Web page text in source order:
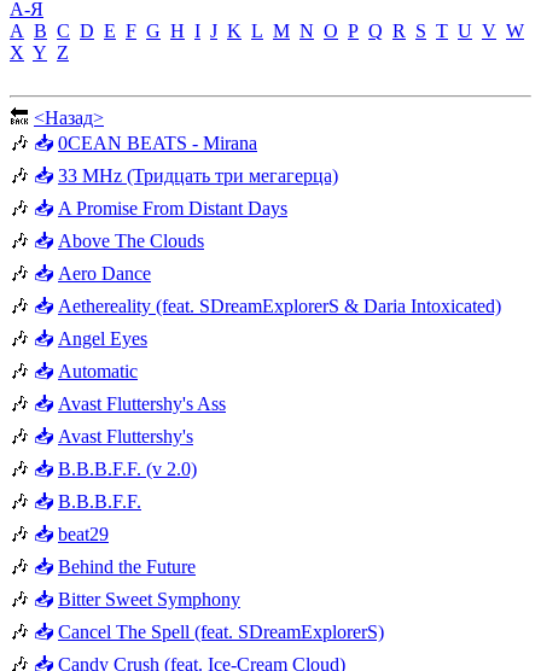
А-Я
A B C D E F G H I J K L M N O P Q R S T U V W
X Y Z
🔙 <Назад>
🎶 📥 0CEAN BEATS - Mirana
🎶 📥 33 MHz (Тридцать три мегагерца)
🎶 📥 A Promise From Distant Days
🎶 📥 Above The Clouds
🎶 📥 Aero Dance
🎶 📥 Aethereality (feat. SDreamExplorerS & Daria Intoxicated)
🎶 📥 Angel Eyes
🎶 📥 Automatic
🎶 📥 Avast Fluttershy's Ass
🎶 📥 Avast Fluttershy's
🎶 📥 B.B.B.F.F. (v 2.0)
🎶 📥 B.B.B.F.F.
🎶 📥 beat29
🎶 📥 Behind the Future
🎶 📥 Bitter Sweet Symphony
🎶 📥 Cancel The Spell (feat. SDreamExplorerS)
🎶 📥 Candy Crush (feat. Ice-Cream Cloud)